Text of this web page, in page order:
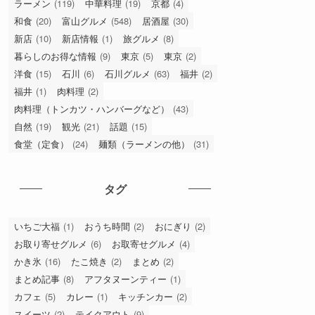
ラーメン (119) 中華料理 (19) 京都 (4)
和食 (20) 富山グルメ (548) 居酒屋 (30)
新店 (10) 新店情報 (1) 旅グルメ (8)
暮らしのお得な情報 (9) 東京 (5) 東京 (2)
洋食 (15) 石川 (6) 石川グルメ (63) 福井 (2)
福井 (1) 肉料理 (2)
肉料理（トンカツ・ハンバーグなど）
(43)
自然 (19) 観光 (21) 話題 (15)
食堂（定食）
(24) 麺類（ラーメンの他） (31)
タグ
いちご大福 (1) おうち時間 (2) おにぎり (2)
お取り寄せグルメ (6) お取寄せグルメ (4)
かき氷 (16) たこ焼き (2) まとめ (2)
まとめ記事 (8) アフタヌーンティー (1)
カフェ (5) カレー (1) キッチンカー (2)